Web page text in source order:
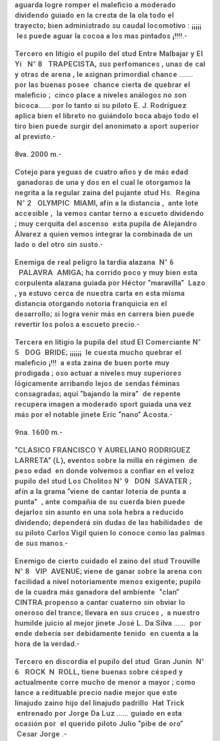
aguarda logre romper el maleficio a moderado
dividendo guiado en la cresta de la ola todo el
trayecto; bien administrado su caudal locomotivo : ¡¡¡¡¡
les puede aguar la cocoa a los mas pintados ¡!!!!.-
Tercero en litigio el pupilo del stud Entre Malbajar y El
Yi N° 8 TRAPECISTA, sus perfomances , unas de cal
y otras de arena , le asignan primordial chance …….
por las buenas posee chance cierta de quebrar el
maleficio ; cinco place a niveles análogos no son
bicoca…… por lo tanto si su piloto E. J. Rodríguez
aplica bien el libreto no guiándolo boca abajo todo el
tiro bien puede surgir del anonimato a sport superior
al previsto.-
8va. 2000 m.-
Cotejo para yeguas de cuatro años y de más edad
ganadoras de una y dos en el cual le otorgamos la
negrita a la regular zaina del pujante stud Hs. Regina
N° 2 OLYMPIC MIAMI, afín a la distancia , ante lote
accesible , la vemos cantar terno a escueto dividendo
; muy cerquita del ascenso esta pupila de Alejandro
Álvarez a quien vemos integrar la combinada de un
lado o del otro sin susto.-
Enemiga de real peligro la tardía alazana N° 6
PALAVRA AMIGA; ha corrido poco y muy bien esta
corpulenta alazana guiada por Héctor “maravilla” Lazo
, ya estuvo cerca de nuestra carta en esta misma
distancia otorgando notoria franquicia en el
desarrollo; si logra venir más en carrera bien puede
revertir los polos a escueto precio.-
Tercera en litigio la pupila del stud El Comerciante N°
5 DOG BRIDE; ¡¡¡¡¡¡ le cuesta mucho quebrar el
maleficio ¡!!! a esta zaina de buen porte muy
prodigada ; oso actuar a niveles muy superiores
lógicamente arribando lejos de sendas féminas
consagradas; aquí “bajando la mira” de repente
recupera imagen a moderado sport guiada una vez
más por el notable jinete Eric “nano” Acosta.-
9na. 1600 m.-
“CLASICO FRANCISCO Y AURELIANO RODRIGUEZ
LARRETA” (L), eventos sobre la milla en régimen de
peso edad en donde volvemos a confiar en el veloz
pupilo del stud Los Cholitos N° 9 DON SAVATER ;
afín a la grama “viene de cantar lotería de punta a
punta” , ante compañía de su cuerda bien puede
dejarlos sin asunto en una sola hebra a reducido
dividendo; dependerá sin dudas de las habilidades de
su piloto Carlos Vigil quien lo conoce como las palmas
de sus manos.-
Enemigo de cierto cuidado el zaino del stud Trouville
N° 8 VIP AVENUE; viene de ganar sobre la arena con
facilidad a nivel notoriamente menos exigente; pupilo
de la cuadra más ganadora del ambiente “clan”
CINTRA propenso a cantar cuaterno sin obviar lo
oneroso del trance; llevara en sus cruces , a nuestro
humilde juicio al mejor jinete José L. Da Silva …… por
ende debería ser debidamente tenido en cuenta a la
hora de la verdad.-
Tercero en discordia el pupilo del stud Gran Junín N°
6 ROCK N ROLL, tiene buenas sobre césped y
actualmente corre mucho de menor a mayor ; como
lance a redituable precio nadie mejor que este
linajudo zaino hijo del linajudo padrillo Hat Trick
entrenado por Jorge Da Luz …… guiado en esta
ocasión por el querido piloto Julio “pibe de oro”
Cesar Jorge .-